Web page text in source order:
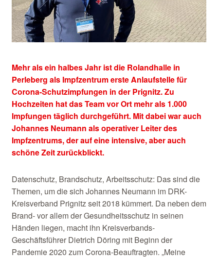
Mehr als ein halbes Jahr ist die Rolandhalle in
Perleberg als Impfzentrum erste Anlaufstelle für
Corona-Schutzimpfungen in der Prignitz. Zu
Hochzeiten hat das Team vor Ort mehr als 1.000
Impfungen täglich durchgeführt. Mit dabei war auch
Johannes Neumann als operativer Leiter des
Impfzentrums, der auf eine intensive, aber auch
schöne Zeit zurückblickt.
Datenschutz, Brandschutz, Arbeitsschutz: Das sind die
Themen, um die sich Johannes Neumann im DRK-
Kreisverband Prignitz seit 2018 kümmert. Da neben dem
Brand- vor allem der Gesundheitsschutz in seinen
Händen liegen, macht ihn Kreisverbands-
Geschäftsführer Dietrich Döring mit Beginn der
Pandemie 2020 zum Corona-Beauftragten. „Meine